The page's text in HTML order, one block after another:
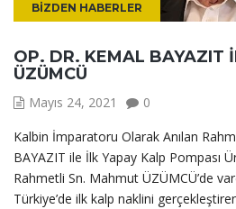
BIZDEN HABERLER
OP. DR. KEMAL BAYAZIT
ÜZÜMCÜ
Mayıs 24, 2021
0
Kalbin İmparatoru Olarak Anılan
BAYAZIT ile İlk Yapay Kalp Pompası
Rahmetli Sn. Mahmut ÜZÜMCÜ’de
Türkiye’de ilk kalp naklini